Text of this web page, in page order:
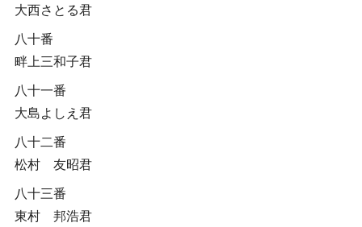
大西さとる君
八十番
畔上三和子君
八十一番
大島よしえ君
八十二番
松村 友昭君
八十三番
東村 邦浩君